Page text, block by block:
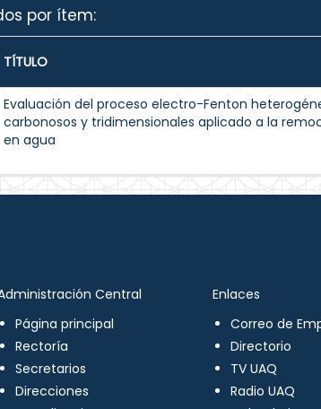
por ítem:
TÍTULO
Evaluación del proceso electro-Fenton
carbonosos y tridimensionales aplicado a la
en agua
Central
Página principal
Rectoría
Secretarios
Direcciones
Enlaces
Correo de
Directorio
TV UAQ
Radio UAQ